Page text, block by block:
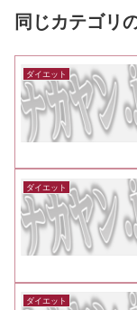
同じカテゴリ
ダイエット
ダイエット
ダイエット